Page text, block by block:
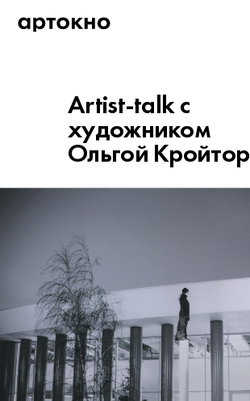
Artist-talk с
художником
Ольгой Кройтор